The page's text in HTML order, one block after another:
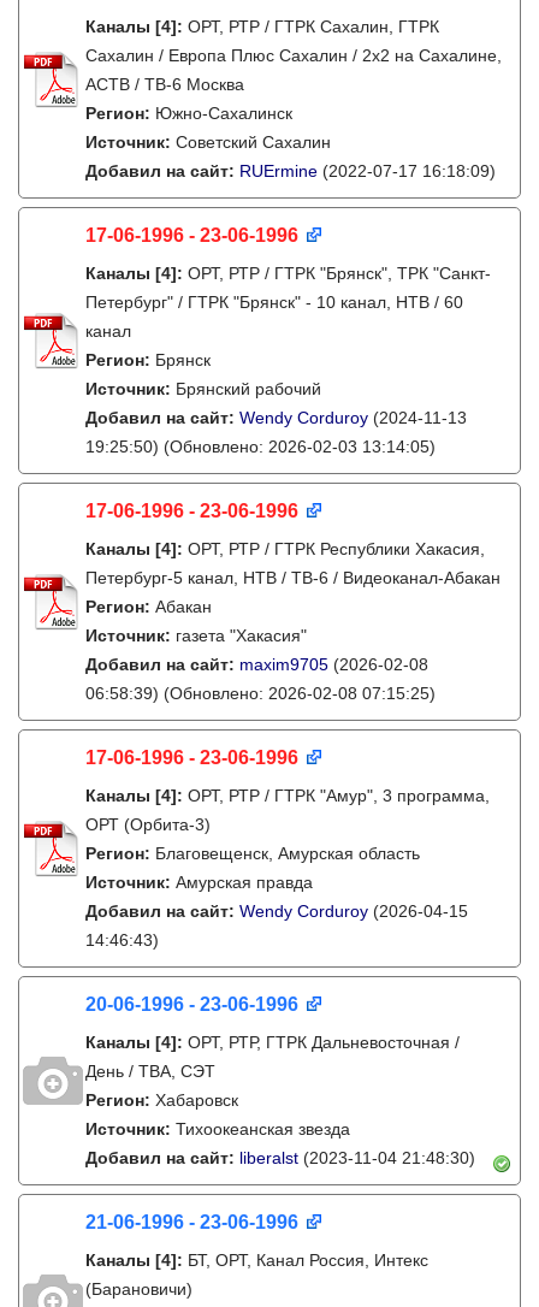
Каналы [4]: ОРТ, РТР / ГТРК Сахалин, ГТРК
Сахалин / Европа Плюс Сахалин / 2х2 на Сахалине,
АСТВ / ТВ-6 Москва
Регион: Южно-Сахалинск
Источник: Советский Сахалин
Добавил на сайт: RUErmine (2022-07-17 16:18:09)
17-06-1996 - 23-06-1996
Каналы [4]: ОРТ, РТР / ГТРК "Брянск", ТРК "Санкт-
Петербург" / ГТРК "Брянск" - 10 канал, НТВ / 60
канал
Регион: Брянск
Источник: Брянский рабочий
Добавил на сайт: Wendy Corduroy (2024-11-13
19:25:50) (Обновлено: 2026-02-03 13:14:05)
17-06-1996 - 23-06-1996
Каналы [4]: ОРТ, РТР / ГТРК Республики Хакасия,
Петербург-5 канал, НТВ / ТВ-6 / Видеоканал-Абакан
Регион: Абакан
Источник: газета "Хакасия"
Добавил на сайт: maxim9705 (2026-02-08
06:58:39) (Обновлено: 2026-02-08 07:15:25)
17-06-1996 - 23-06-1996
Каналы [4]: ОРТ, РТР / ГТРК "Амур", 3 программа,
ОРТ (Орбита-3)
Регион: Благовещенск, Амурская область
Источник: Амурская правда
Добавил на сайт: Wendy Corduroy (2026-04-15
14:46:43)
20-06-1996 - 23-06-1996
Каналы [4]: ОРТ, РТР, ГТРК Дальневосточная /
День / ТВА, СЭТ
Регион: Хабаровск
Источник: Тихоокеанская звезда
Добавил на сайт: liberalst (2023-11-04 21:48:30)
21-06-1996 - 23-06-1996
Каналы [4]: БТ, ОРТ, Канал Россия, Интекс
(Барановичи)